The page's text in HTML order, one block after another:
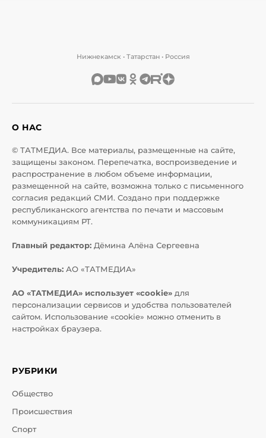
Нижнекамск • Татарстан • Россия
О НАС
© ТАТМЕДИА. Все материалы, размещенные на сайте,
защищены законом. Перепечатка, воспроизведение и
распространение в любом объеме информации,
размещенной на сайте, возможна только с письменного
согласия редакций СМИ. Создано при поддержке
республиканского агентства по печати и массовым
коммуникациям РТ.
Главный редактор: Дёмина Алёна Сергеевна
Учредитель: АО «ТАТМЕДИА»
АО «ТАТМЕДИА» использует «cookie» для
персонализации сервисов и удобства пользователей
сайтом. Использование «cookie» можно отменить в
настройках браузера.
РУБРИКИ
Общество
Происшествия
Спорт